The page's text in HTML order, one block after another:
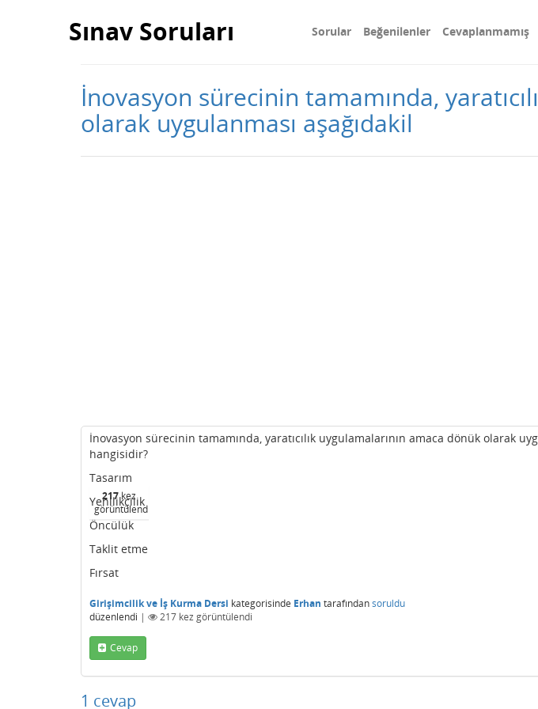
Sınav Soruları Sorular Beğenilenler Cevaplanmamış
İnovasyon sürecinin tamamında,
olarak uygulanması aşağıdakil
217kez
görüntülendi
İnovasyon sürecinin tamamında, yaratıcılık uygulamalarının amaca dönük olarak
hangisidir?
Tasarım
Yenilikçilik
Öncülük
Taklit etme
Fırsat
Girişimcilik ve İş Kurma Dersi kategorisinde Erhan tarafındansoruldu
düzenlendi | 217 kez görüntülendi
Cevap
1 cevap